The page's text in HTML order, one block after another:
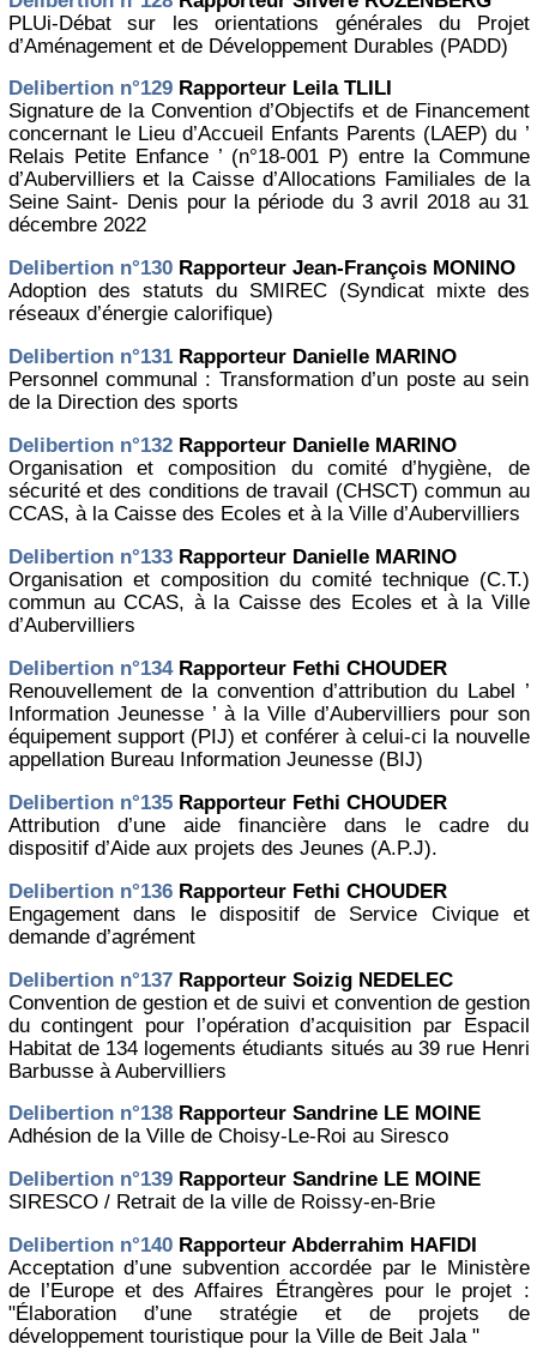
PLUi-Débat sur les orientations générales du Projet
d’Aménagement et de Développement Durables (PADD)
Delibertion n°129Rapporteur Leila TLILI
Signature de la Convention d’Objectifs et de Financement
concernant le Lieu d’Accueil Enfants Parents (LAEP) du ’
Relais Petite Enfance ’ (n°18-001 P) entre la Commune
d’Aubervilliers et la Caisse d’Allocations Familiales de la
Seine Saint- Denis pour la période du 3 avril 2018 au 31
décembre 2022
Delibertion n°130Rapporteur Jean-François MONINO
Adoption des statuts du SMIREC (Syndicat mixte des
réseaux d’énergie calorifique)
Delibertion n°131Rapporteur Danielle MARINO
Personnel communal : Transformation d’un poste au sein
de la Direction des sports
Delibertion n°132Rapporteur Danielle MARINO
Organisation et composition du comité d’hygiène, de
sécurité et des conditions de travail (CHSCT) commun au
CCAS, à la Caisse des Ecoles et à la Ville d’Aubervilliers
Delibertion n°133Rapporteur Danielle MARINO
Organisation et composition du comité technique (C.T.)
commun au CCAS, à la Caisse des Ecoles et à la Ville
d’Aubervilliers
Delibertion n°134Rapporteur Fethi CHOUDER
Renouvellement de la convention d’attribution du Label ’
Information Jeunesse ’ à la Ville d’Aubervilliers pour son
équipement support (PIJ) et conférer à celui-ci la nouvelle
appellation Bureau Information Jeunesse (BIJ)
Delibertion n°135Rapporteur Fethi CHOUDER
Attribution d’une aide financière dans le cadre du
dispositif d’Aide aux projets des Jeunes (A.P.J).
Delibertion n°136Rapporteur Fethi CHOUDER
Engagement dans le dispositif de Service Civique et
demande d’agrément
Delibertion n°137Rapporteur Soizig NEDELEC
Convention de gestion et de suivi et convention de gestion
du contingent pour l’opération d’acquisition par Espacil
Habitat de 134 logements étudiants situés au 39 rue Henri
Barbusse à Aubervilliers
Delibertion n°138Rapporteur Sandrine LE MOINE
Adhésion de la Ville de Choisy-Le-Roi au Siresco
Delibertion n°139Rapporteur Sandrine LE MOINE
SIRESCO / Retrait de la ville de Roissy-en-Brie
Delibertion n°140Rapporteur Abderrahim HAFIDI
Acceptation d’une subvention accordée par le Ministère
de l’Europe et des Affaires Étrangères pour le projet :
"Élaboration d’une stratégie et de projets de
développement touristique pour la Ville de Beit Jala "